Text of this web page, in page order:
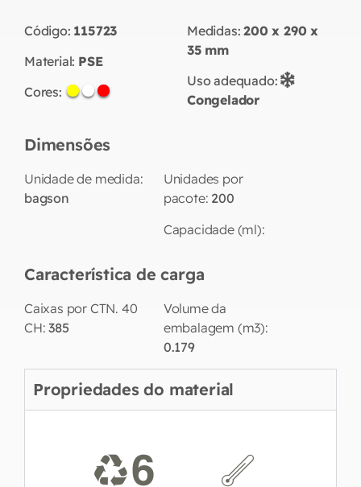
Código: 115723
Material: PSE
Cores:
Medidas:200 x 290 x
35 mm
Uso adequado:
Congelador
Dimensões
Unidade de medida:
bagson
Unidades por
pacote: 200
Capacidade (ml):
Característica de carga
Caixas por CTN. 40
CH:385
Volume da
embalagem (m3):
0.179
Propriedades do material